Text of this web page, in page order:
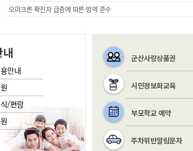
오미크론 확진자 급증에 따른 방역 준수
내
안내
/편람
군산사랑상품권
시민정보화교육
부모학교 예약
주차위반알림문자